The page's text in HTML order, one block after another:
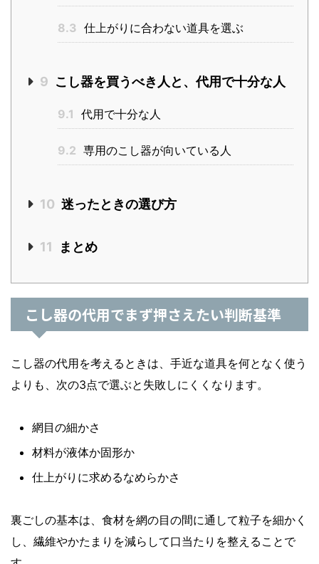
8.3 仕上がりに合わない道具を選ぶ
9 こし器を買うべき人と、代用で十分な人
9.1 代用で十分な人
9.2 専用のこし器が向いている人
10 迷ったときの選び方
11 まとめ
こし器の代用でまず押さえたい判断基準
こし器の代用を考えるときは、手近な道具を何となく使う
よりも、次の3点で選ぶと失敗しにくくなります。
網目の細かさ
材料が液体か固形か
仕上がりに求めるなめらかさ
裏ごしの基本は、食材を網の目の間に通して粒子を細かく
し、繊維やかたまりを減らして口当たりを整えることで